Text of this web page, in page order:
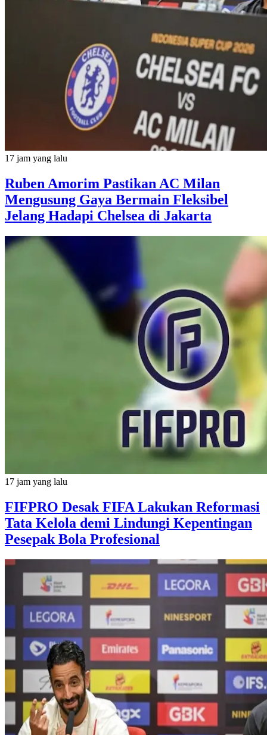
17 jam yang lalu
Ruben Amorim Pastikan AC Milan
Mengusung Gaya Bermain Fleksibel
Jelang Hadapi Chelsea di Jakarta
17 jam yang lalu
FIFPRO Desak FIFA Lakukan Reformasi
Tata Kelola demi Lindungi Kepentingan
Pesepak Bola Profesional